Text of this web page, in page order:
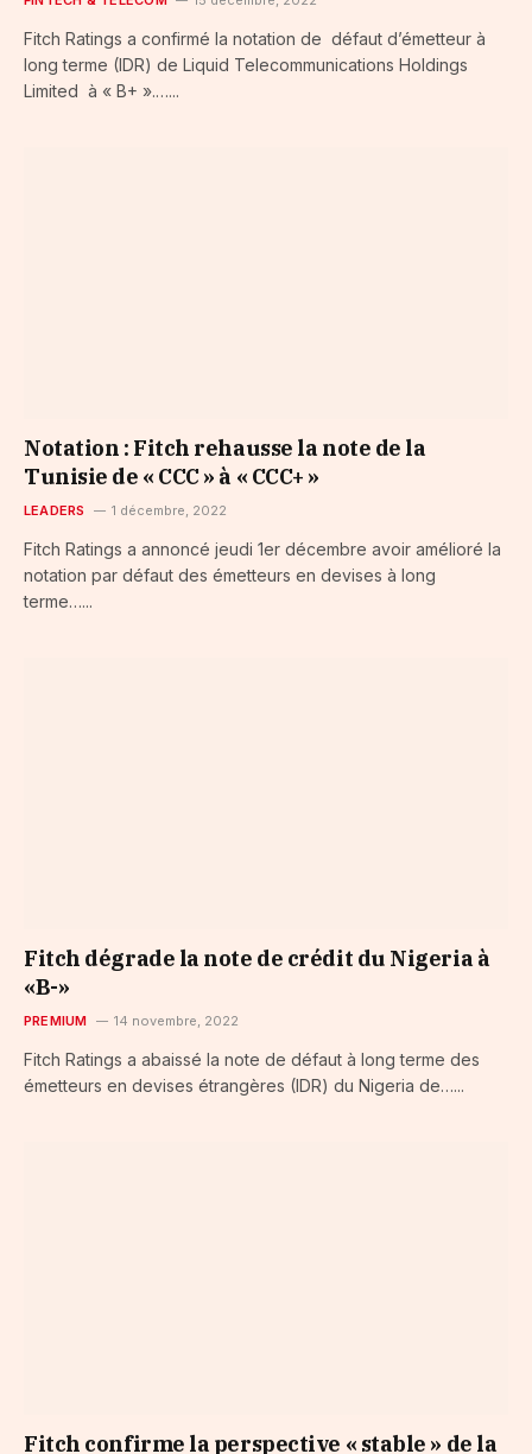
Fitch Ratings a confirmé la notation de défaut d’émetteur à
long terme (IDR) de Liquid Telecommunications Holdings
Limited à « B+ ».…...
Notation : Fitch rehausse la note de la
Tunisie de « CCC » à « CCC+ »
LEADERS 1 décembre, 2022
Fitch Ratings a annoncé jeudi 1er décembre avoir amélioré la
notation par défaut des émetteurs en devises à long
terme…...
Fitch dégrade la note de crédit du Nigeria à
«B-»
PREMIUM 14 novembre, 2022
Fitch Ratings a abaissé la note de défaut à long terme des
émetteurs en devises étrangères (IDR) du Nigeria de…...
Fitch confirme la perspective « stable » de la